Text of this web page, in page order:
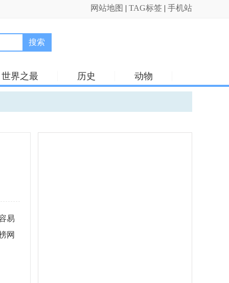
网站地图 | TAG标签 | 手机站
搜索
世界之最 历史 动物
易
网